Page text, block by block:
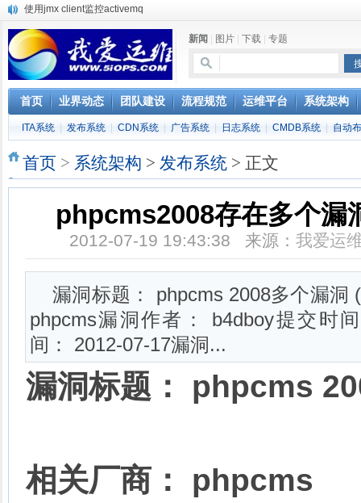
使用jmx client监控activemq
Hive查询OOM分析
浅解Facebook的服务器架构
一淘网后面的技术与架构
实现多个无线AP桥接，扩大家庭WIFI覆盖
Linux下系统或服务排障的最佳实践
云计算平台管理的三大利器Nagios、Ganglia和Splunk
服务器遭黑客入侵导致网络流量异常的排查分析
Percona Playback 0.3 development release
新闻 图片 下载 专题
首页 业界动态 团队建设 流程规范 运维平台 系统架构
ITA系统 发布系统 CDN系统 广告系统 日志系统 CMDB系统 自动
首页 > 系统架构 > 发布系统 > 正文
phpcms2008存在多个漏
2012-07-19 19:43:38 来源： 我爱运
漏洞标题： phpcms 2008多个漏洞
phpcms漏洞作者： b4dboy提交时
间： 2012-07-17漏洞...
漏洞标题： phpcms
相关厂商： phpcms